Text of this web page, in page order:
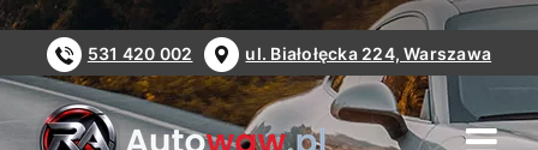
Przejdź
zawartości
531 420 002 ul. Białołęcka 224, Warszawa